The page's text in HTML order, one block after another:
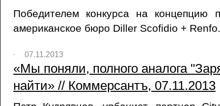
Победителем конкурса на концепцию
американское бюро Diller Scofidio + Renfo.
07.11.2013
«Мы поняли, полного аналога
найти» // Коммерсантъ, 07.11.2013